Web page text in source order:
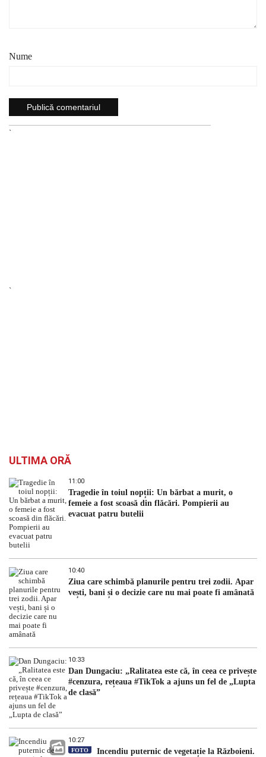
Nume
`
`
ULTIMA ORĂ
11:00
Tragedie în toiul nopții: Un bărbat a murit, o
femeie a fost scoasă din flăcări. Pompierii au
evacuat patru butelii
10:40
Ziua care schimbă planurile pentru trei zodii. Apar
vești, bani și o decizie care nu mai poate fi amânată
10:33
Dan Dungaciu: „Ralitatea este că, în ceea ce privește
#cenzura, rețeaua #TikTok a ajuns un fel de „Lupta
de clasă”
10:27
FOTO
Incendiu puternic de vegetație la Războieni.